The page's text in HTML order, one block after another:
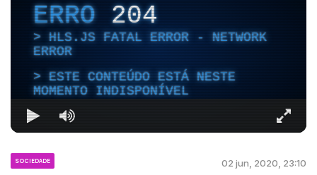
ERRO204
HLS.JS FATAL ERROR - NETWORK
ERROR
ESTE CONTEÚDO ESTÁ NESTE
MOMENTO INDISPONÍVEL
SOCIEDADE 02 jun, 2020, 23:10